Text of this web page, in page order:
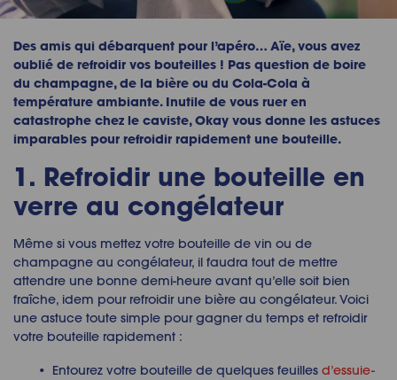
Des amis qui débarquent pour l’apéro… Aïe, vous avez
oublié de refroidir vos bouteilles ! Pas question de boire
du champagne, de la bière ou du Cola-Cola à
température ambiante. Inutile de vous ruer en
catastrophe chez le caviste, Okay vous donne les astuces
imparables pour refroidir rapidement une bouteille.
1. Refroidir une bouteille en
verre au congélateur
Même si vous mettez votre bouteille de vin ou de
champagne au congélateur, il faudra tout de mettre
attendre une bonne demi-heure avant qu’elle soit bien
fraîche, idem pour refroidir une bière au congélateur. Voici
une astuce toute simple pour gagner du temps et refroidir
votre bouteille rapidement :
Entourez votre bouteille de quelques feuilles d’essuie-